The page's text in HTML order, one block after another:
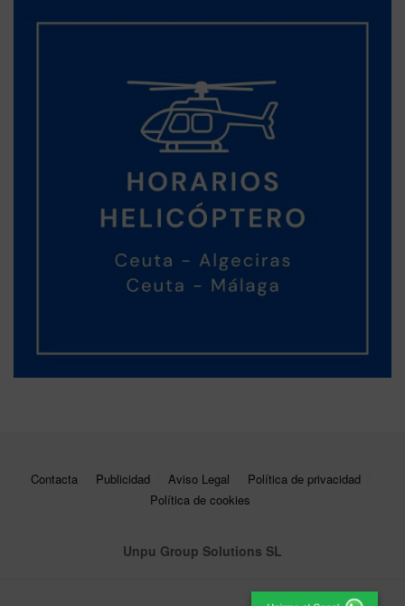
Contacta Publicidad Aviso Legal
Política de privacidad
Política de cookies
Unpu Group Solutions SL